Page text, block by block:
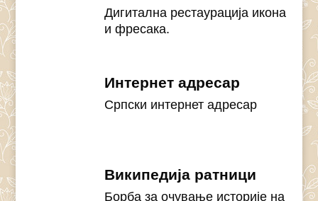
Дигитална рестаурација икона
и фресака.
Интернет адресар
Српски интернет адресар
Википедија ратници
Борба за очување историје на